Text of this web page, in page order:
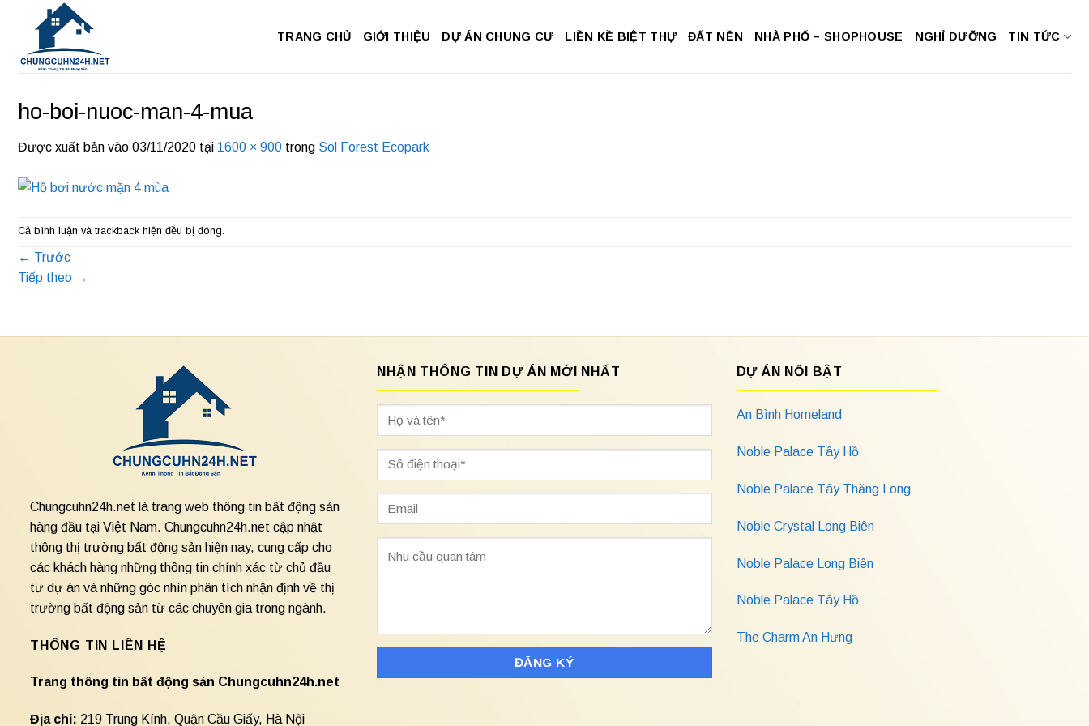
dung
TRANG CHỦ GIỚI THIỆU DỰ ÁN CHUNG CƯ LIỀN KỀ BIỆT THỰ ĐẤT NỀN NHÀ PHỐ – SHOPHOUSE NGHỈ DƯỠNG TIN TỨC
ho-boi-nuoc-man-4-mua
Được xuất bản vào 03/11/2020 tại 1600 × 900 trong Sol Forest Ecopark
Cả bình luận và trackback hiện đều bị đóng.
← Trước
Tiếp theo →
Chungcuhn24h.net là trang web thông tin bất động sản
hàng đầu tại Việt Nam. Chungcuhn24h.net cập nhật
thông thị trường bất động sản hiện nay, cung cấp cho
các khách hàng những thông tin chính xác từ chủ đầu
tư dự án và những góc nhìn phân tích nhận định về thị
trường bất động sản từ các chuyên gia trong ngành.
THÔNG TIN LIÊN HỆ
Trang thông tin bất động sản Chungcuhn24h.net
Địa chỉ: 219 Trung Kính, Quận Cầu Giấy, Hà Nội
NHẬN THÔNG TIN DỰ ÁN MỚI NHẤT DỰ ÁN NỔI BẬT
An Bình Homeland
Noble Palace Tây Hồ
Noble Palace Tây Thăng Long
Noble Crystal Long Biên
Noble Palace Long Biên
Noble Palace Tây Hồ
The Charm An Hưng